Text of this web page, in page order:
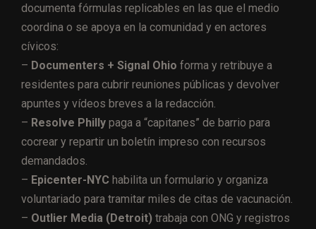
documenta fórmulas replicables en las que el medio
coordina o se apoya en la comunidad y en actores
cívicos:
– Documenters + Signal Ohio forma y retribuye a
residentes para cubrir reuniones públicas y devolver
apuntes y vídeos breves a la redacción.
– Resolve Philly paga a “capitanes” de barrio para
cocrear y repartir un boletín impreso con recursos
demandados.
– Epicenter-NYC habilita un formulario y organiza
voluntariado para tramitar miles de citas de vacunación.
– Outlier Media (Detroit) trabaja con ONG y registros